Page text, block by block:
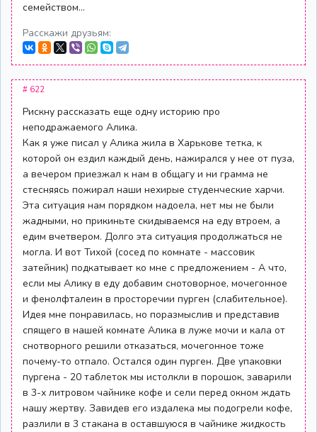
семейством...
Расскажи друзьям:
# 622
Рискну рассказать еще одну историю про
неподражаемого Алика.
Как я уже писал у Алика жила в Харькове тетка, к
которой он ездил каждый день, нажирался у нее от пуза,
а вечером приезжал к нам в общагу и ни грамма не
стесняясь пожирал наши нехирые студенческие харчи.
Эта ситуация нам порядком надоела, нет мы не были
жадными, но прикиньте скидываемся на еду втроем, а
едим вчетвером. Долго эта ситуация продолжаться не
могла. И вот Тихой (сосед по комнате - массовик
затейник) подкатывает ко мне с предложением - А что,
если мы Алику в еду добавим снотоворное, мочегонное
и фенолфталеин в просторечии пурген (слабительное).
Идея мне понравилась, но поразмыслив и представив
спящего в нашей комнате Алика в луже мочи и кала от
снотворного решили отказаться, мочегонное тоже
почему-то отпало. Остался один пурген. Две упаковки
пургена - 20 таблеток мы истолкли в порошок, заварили
в 3-х литровом чайнике кофе и сели перед окном ждать
нашу жертву. Завидев его издалека мы подогрели кофе,
разлили в 3 стакана в оставшуюся в чайнике жидкость